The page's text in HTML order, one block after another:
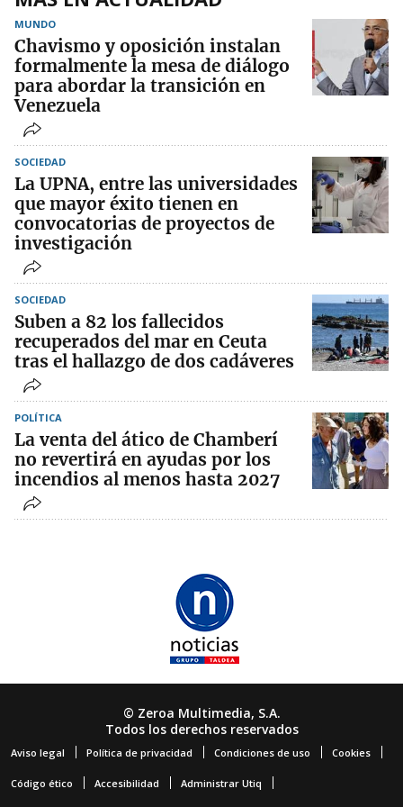
MUNDO
Chavismo y oposición instalan
formalmente la mesa de diálogo
para abordar la transición en
Venezuela
SOCIEDAD
La UPNA, entre las universidades
que mayor éxito tienen en
convocatorias de proyectos de
investigación
SOCIEDAD
Suben a 82 los fallecidos
recuperados del mar en Ceuta
tras el hallazgo de dos cadáveres
POLÍTICA
La venta del ático de Chamberí
no revertirá en ayudas por los
incendios al menos hasta 2027
© Zeroa Multimedia, S.A.
Todos los derechos reservados
Aviso legal Política de privacidad Condiciones de uso Cookies
Código ético Accesibilidad Administrar Utiq